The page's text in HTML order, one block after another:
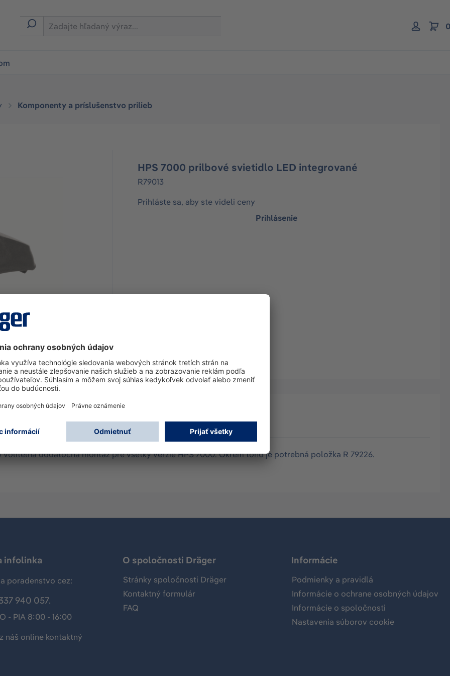
Komponenty a príslušenstvo prilieb
HPS 7000 prilbové svietidlo LED integrované
R79013
Prihláste sa, aby ste videli ceny
Prihlásenie
Voliteľná dodatočná montáž pre všetky verzie HPS 7000. Okrem toho je potrebná položka R 79226.
infolinka
poradenstvo cez:
940 057.
- PIA 8:00 - 16:00
náš online kontaktný
O spoločnosti Dräger
Stránky spoločnosti Dräger
Kontaktný formulár
FAQ
Informácie
Podmienky a pravidlá
Informácie o ochrane osobných údajov
Informácie o spoločnosti
Nastavenia súborov cookie